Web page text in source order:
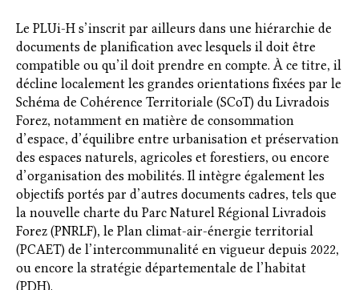
Le PLUi-H s’inscrit par ailleurs dans une hiérarchie de
documents de planification avec lesquels il doit être
compatible ou qu’il doit prendre en compte. À ce titre, il
décline localement les grandes orientations fixées par le
Schéma de Cohérence Territoriale (SCoT) du Livradois
Forez, notamment en matière de consommation
d’espace, d’équilibre entre urbanisation et préservation
des espaces naturels, agricoles et forestiers, ou encore
d’organisation des mobilités. Il intègre également les
objectifs portés par d’autres documents cadres, tels que
la nouvelle charte du Parc Naturel Régional Livradois
Forez (PNRLF), le Plan climat-air-énergie territorial
(PCAET) de l’intercommunalité en vigueur depuis 2022,
ou encore la stratégie départementale de l’habitat
(PDH).